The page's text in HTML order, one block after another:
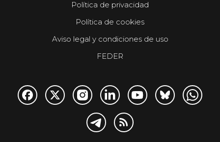
Política de privacidad
Política de cookies
Aviso legal y condiciones de uso
FEDER